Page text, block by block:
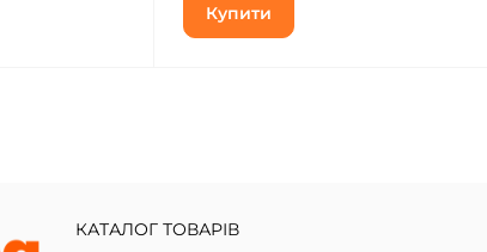
Купити
КАТАЛОГ ТОВАРІВ